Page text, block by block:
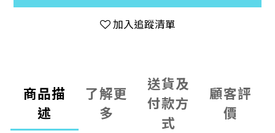
加入追蹤清單
商品描
述
了解更
多
送貨及
付款方
式
顧客評
價